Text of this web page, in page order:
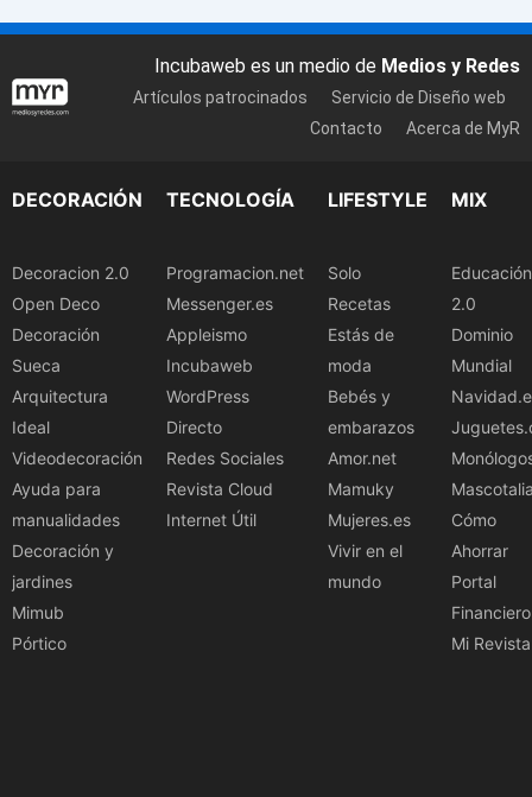
Incubaweb es un medio de Medios y Redes
Artículos patrocinados
Servicio de Diseño web
Contacto
Acerca de MyR
DECORACIÓN
Decoracion 2.0
Open Deco
Decoración
Sueca
Arquitectura
Ideal
Videodecoración
Ayuda para
manualidades
Decoración y
jardines
Mimub
Pórtico
TECNOLOGÍA
Programacion.net
Messenger.es
Appleismo
Incubaweb
WordPress
Directo
Redes Sociales
Revista Cloud
Internet Útil
LIFESTYLE
Solo
Recetas
Estás de
moda
Bebés y
embarazos
Amor.net
Mamuky
Mujeres.es
Vivir en el
mundo
MIX
Educación
2.0
Dominio
Mundial
Cómo
Ahorrar
Portal
Financiero
Mi Revista